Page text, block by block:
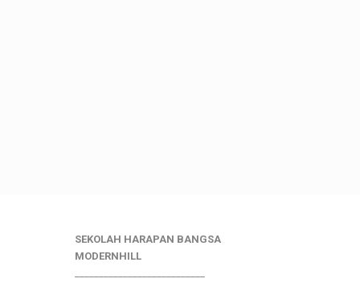
SEKOLAH HARAPAN BANGSA
MODERNHILL